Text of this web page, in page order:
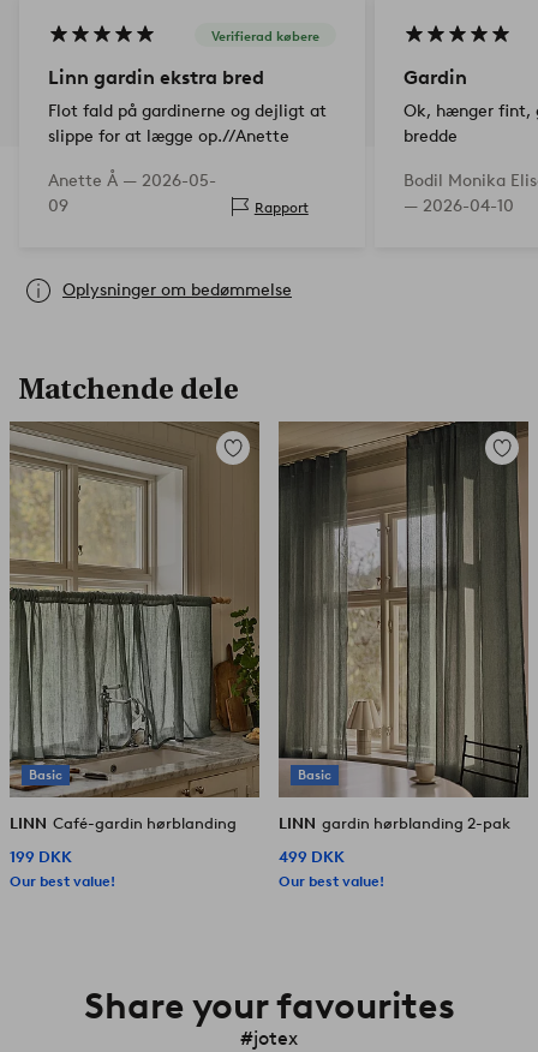
Verifierad købere
Linn gardin ekstra bred
Flot fald på gardinerne og dejligt at
slippe for at lægge op.//Anette
Anette Å — 2026-05-
09
Rapport
Gardin
Ok, hænger fint,
bredde
Bodil Monika
— 2026-04-10
Oplysninger om bedømmelse
Matchende dele
Basic
Tilføj
LINN Café-gardin hørblanding
199 DKK
Our best value!
Basic
Tilføj
LINN gardin hørblanding 2-pak
499 DKK
Our best value!
Share your favourites
#jotex